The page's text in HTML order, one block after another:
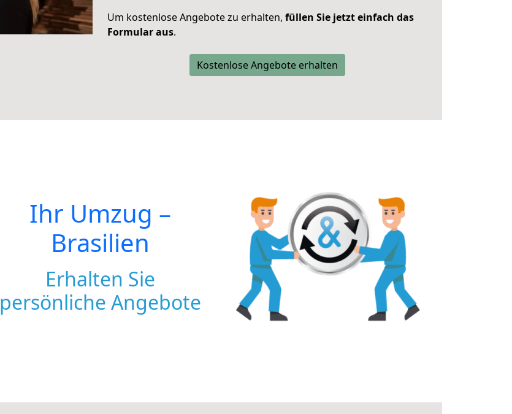
Um kostenlose Angebote zu erhalten, füllen Sie jetzt einfach das
Formular aus.
Kostenlose Angebote erhalten
Ihr Umzug –
Brasilien
Erhalten Sie
persönliche Angebote